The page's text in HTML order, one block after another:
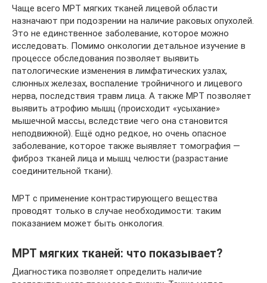
Чаще всего МРТ мягких тканей лицевой области
назначают при подозрении на наличие раковых опухолей.
Это не единственное заболевание, которое можно
исследовать. Помимо онкологии детальное изучение в
процессе обследования позволяет выявить
патологические изменения в лимфатических узлах,
слюнных железах, воспаление тройничного и лицевого
нерва, последствия травм лица. А также МРТ позволяет
выявить атрофию мышц (происходит «усыхание»
мышечной массы, вследствие чего она становится
неподвижной). Ещё одно редкое, но очень опасное
заболевание, которое также выявляет томография —
фиброз тканей лица и мышц челюсти (разрастание
соединительной ткани).
МРТ с применение контрастирующего вещества
проводят только в случае необходимости: таким
показанием может быть онкология.
МРТ мягких тканей: что показывает?
Диагностика позволяет определить наличие